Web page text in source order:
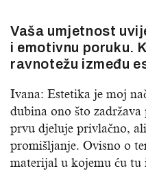
Vaša umjetnost
i emotivnu poruku.
ravnotežu između
Ivana: Estetika je moj
dubina ono što
prvu djeluje privlačno,
promišljanje. Ovisno o
materijal u kojemu ću